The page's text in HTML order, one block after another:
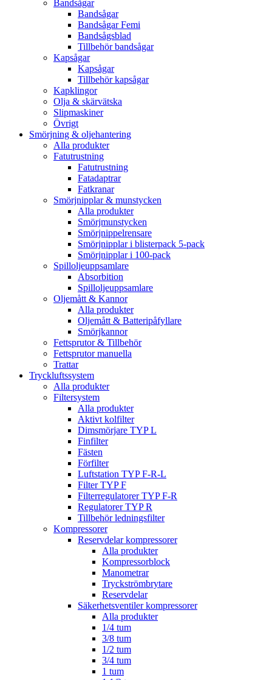
Bandsågar
Bandsågar
Bandsågar Femi
Bandsågsblad
Tillbehör bandsågar
Kapsågar
Kapsågar
Tillbehör kapsågar
Kapklingor
Olja & skärvätska
Slipmaskiner
Övrigt
Smörjning & oljehantering
Alla produkter
Fatutrustning
Fatutrustning
Fatadaptrar
Fatkranar
Smörjnipplar & munstycken
Alla produkter
Smörjmunstycken
Smörjnippelrensare
Smörjnipplar i blisterpack 5-pack
Smörjnipplar i 100-pack
Spilloljeuppsamlare
Absorbition
Spilloljeuppsamlare
Oljemått & Kannor
Alla produkter
Oljemått & Batteripåfyllare
Smörjkannor
Fettsprutor & Tillbehör
Fettsprutor manuella
Trattar
Tryckluftssystem
Alla produkter
Filtersystem
Alla produkter
Aktivt kolfilter
Dimsmörjare TYP L
Finfilter
Fästen
Förfilter
Luftstation TYP F-R-L
Filter TYP F
Filterregulatorer TYP F-R
Regulatorer TYP R
Tillbehör ledningsfilter
Kompressorer
Reservdelar kompressorer
Alla produkter
Kompressorblock
Manometrar
Tryckströmbrytare
Reservdelar
Säkerhetsventiler kompressorer
Alla produkter
1/4 tum
3/8 tum
1/2 tum
3/4 tum
1 tum